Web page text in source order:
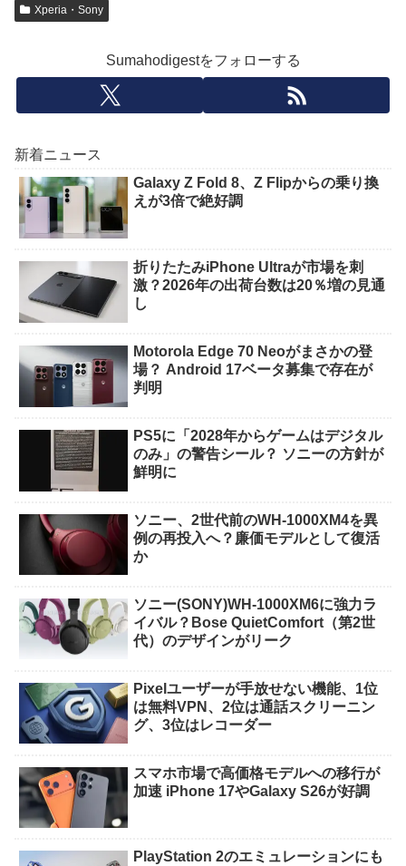
Xperia・Sony
Sumahodigestをフォローする
新着ニュース
Galaxy Z Fold 8、Z Flipからの乗り換
えが3倍で絶好調
折りたたみiPhone Ultraが市場を刺
激？2026年の出荷台数は20％増の見通
し
Motorola Edge 70 Neoがまさかの登
場？ Android 17ベータ募集で存在が
判明
PS5に「2028年からゲームはデジタル
のみ」の警告シール？ ソニーの方針が
鮮明に
ソニー、2世代前のWH-1000XM4を異
例の再投入へ？廉価モデルとして復活
か
ソニー(SONY)WH-1000XM6に強力ラ
イバル？Bose QuietComfort（第2世
代）のデザインがリーク
Pixelユーザーが手放せない機能、1位
は無料VPN、2位は通話スクリーニン
グ、3位はレコーダー
スマホ市場で高価格モデルへの移行が
加速 iPhone 17やGalaxy S26が好調
PlayStation 2のエミュレーションにも